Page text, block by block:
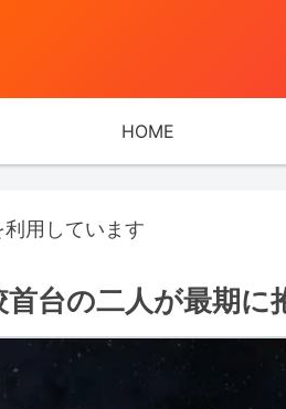
HOME
用しています
首台の二人が最期